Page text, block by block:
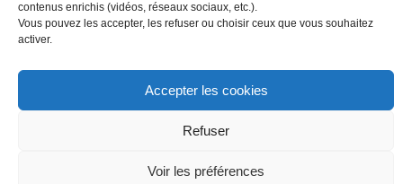
contenus enrichis (vidéos, réseaux sociaux, etc.).
Vous pouvez les accepter, les refuser ou choisir ceux que vous souhaitez
activer.
Accepter les cookies
Refuser
Voir les préférences
Les prêtres
Édité par la Conférence des évêques de France